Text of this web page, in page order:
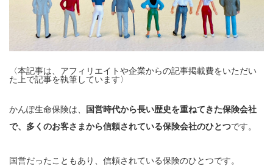
〈本記事は、アフィリエイトや企業からの記事掲載費をいただい
た上で記事を執筆しています〉
かんぽ生命保険は、
国営時代から長い歴史を重ねてきた保険会社
で、多くのお客さまから信頼されている保険会社のひとつです。
国営だったこともあり、信頼されている保険のひとつです。